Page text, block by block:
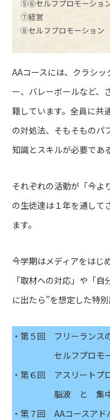
AAコースには、クラシ
ー、バレーボールなど、
籍しています。全員に共
の対処法、そもそものパ
知識とスキルが必要であ
それぞれの活動が「今よ
の生徒達は１年を通して
ます。
今学期はメディアをはじ
「取材への対応」や「
に出たら”を想定した特
・第５回 フリーランス
セルフプロモー
・第６回 アスリートプ
脳波 と 集中
・第７回 AAコースアド